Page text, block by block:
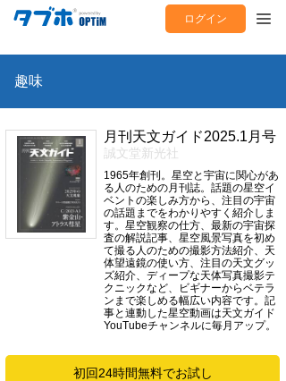
ログイン
趣味
月刊天文ガイド2025.1月号
誠文堂新光社
1965年創刊。星空と宇宙に関心があ
る人のための月刊誌。話題の星空イ
ベントの楽しみ方から、注目の宇宙
の話題までをわかりやすく紹介しま
す。星空観察の仕方、最新の宇宙探
査の解説記事、星空風景写真を初め
て撮る人のための撮影方法紹介、天
体望遠鏡の使い方、注目の天文グッ
ズ紹介、ディープな天体写真撮影テ
クニックなど、ビギナーからベテラ
ンまで楽しめる幅広い内容です。記
事と連動した星空動画は天文ガイド
YouTubeチャンネルに毎月アップ。
初回24時間無料でお試し